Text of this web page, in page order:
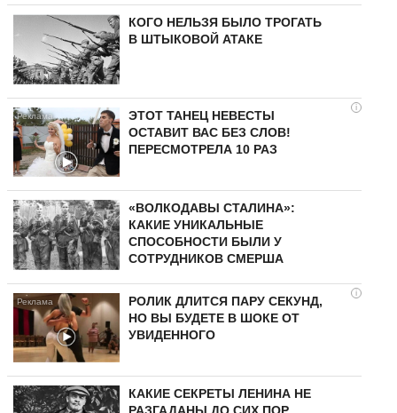
КОГО НЕЛЬЗЯ БЫЛО ТРОГАТЬ
В ШТЫКОВОЙ АТАКЕ
i
ЭТОТ ТАНЕЦ НЕВЕСТЫ
ОСТАВИТ ВАС БЕЗ СЛОВ!
ПЕРЕСМОТРЕЛА 10 РАЗ
«ВОЛКОДАВЫ СТАЛИНА»:
КАКИЕ УНИКАЛЬНЫЕ
СПОСОБНОСТИ БЫЛИ У
СОТРУДНИКОВ СМЕРША
i
РОЛИК ДЛИТСЯ ПАРУ СЕКУНД,
НО ВЫ БУДЕТЕ В ШОКЕ ОТ
УВИДЕННОГО
КАКИЕ СЕКРЕТЫ ЛЕНИНА НЕ